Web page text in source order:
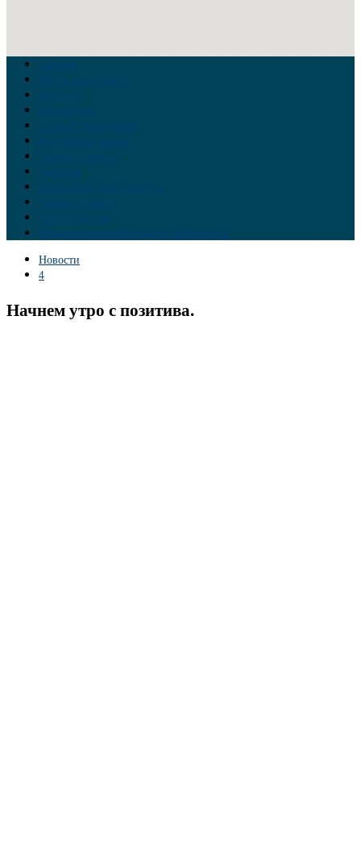
Главная
Война на Украине
Новости
Аналитика
Тайны Геополитики
Российские элиты
Теория заговора
Украина
Новый Мировой Порядок
Тайны истории
Обратная связь
Правила комментирования материалов
Новости
4
Начнем утро с позитива.